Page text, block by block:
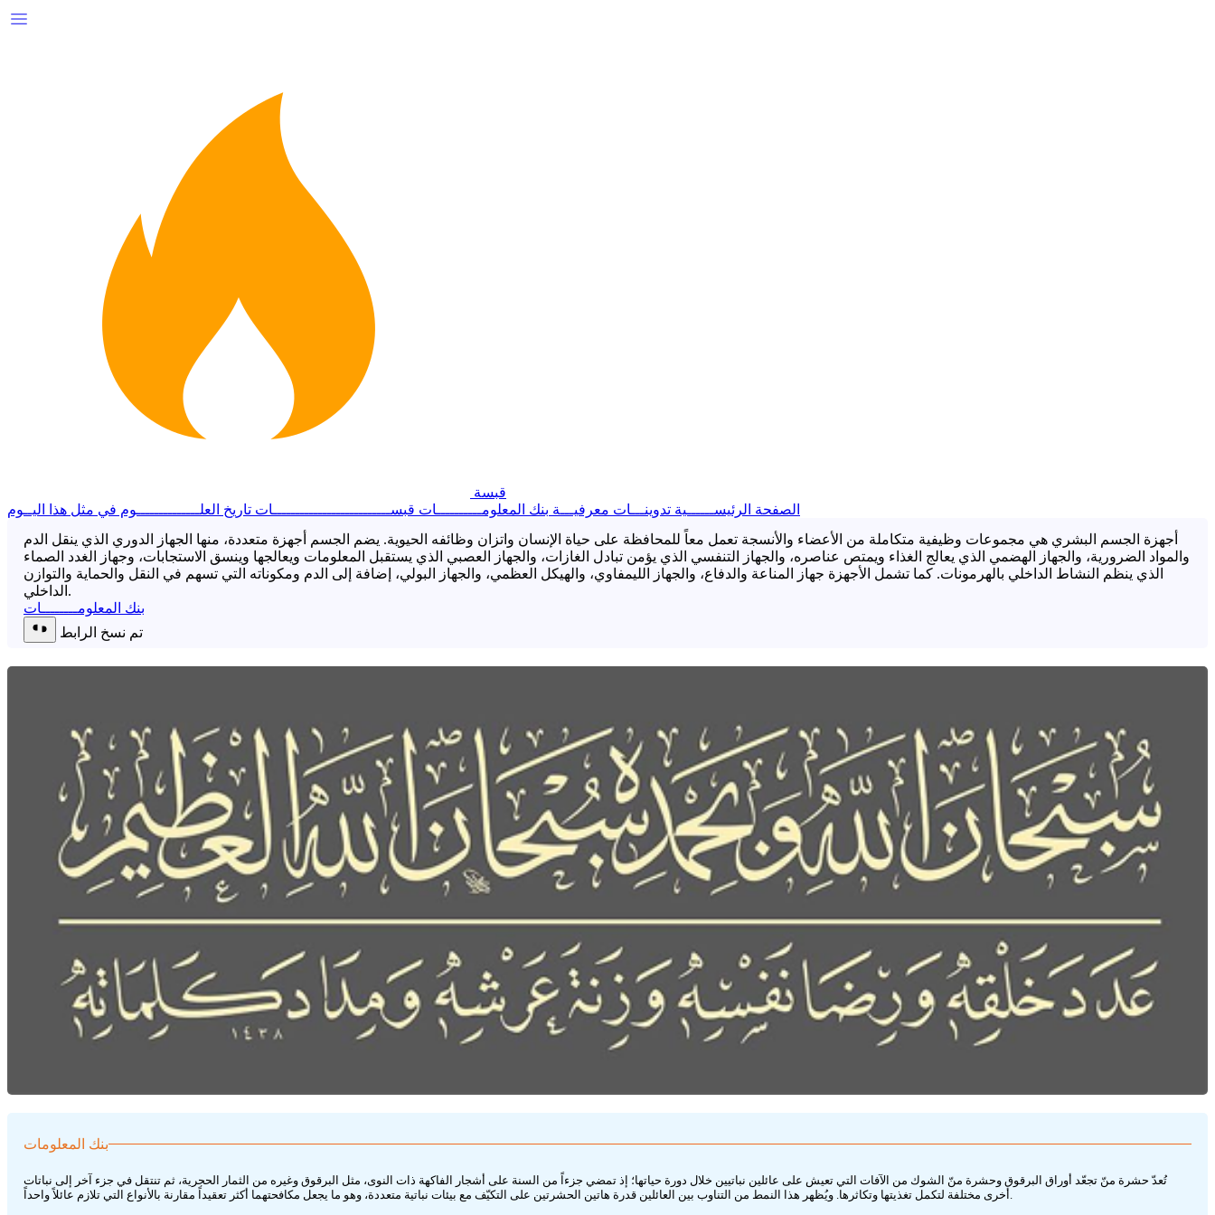
قبسة
الصفحة الرئيســــــية تدوينـــات معرفيـــة بنك المعلومــــــــــات قبســــــــــــــــــــــــــات تاريخ العلــــــــــــــوم في مثل هذا اليــوم
أجهزة الجسم البشري هي مجموعات وظيفية متكاملة من الأعضاء والأنسجة تعمل معاً للمحافظة على حياة الإنسان واتزان وظائفه الحيوية. يضم الجسم أجهزة متعددة، منها الجهاز الدوري الذي ينقل الدم
والمواد الضرورية، والجهاز الهضمي الذي يعالج الغذاء ويمتص عناصره، والجهاز التنفسي الذي يؤمن تبادل الغازات، والجهاز العصبي الذي يستقبل المعلومات ويعالجها وينسق الاستجابات، وجهاز الغدد الصماء
الذي ينظم النشاط الداخلي بالهرمونات. كما تشمل الأجهزة جهاز المناعة والدفاع، والجهاز الليمفاوي، والهيكل العظمي، والجهاز البولي، إضافة إلى الدم ومكوناته التي تسهم في النقل والحماية والتوازن
الداخلي.
بنك المعلومــــــــات
تم نسخ الرابط
بنك المعلومات
تُعدّ حشرة منّ تجعّد أوراق البرقوق وحشرة منّ الشوك من الآفات التي تعيش على عائلين نباتيين خلال دورة حياتها؛ إذ تمضي جزءاً من السنة على أشجار الفاكهة ذات النوى، مثل البرقوق وغيره من الثمار الحجرية، ثم تنتقل في جزء آخر إلى نباتات
أخرى مختلفة لتكمل تغذيتها وتكاثرها. ويُظهر هذا النمط من التناوب بين العائلين قدرة هاتين الحشرتين على التكيّف مع بيئات نباتية متعددة، وهو ما يجعل مكافحتهما أكثر تعقيداً مقارنة بالأنواع التي تلازم عائلاً واحداً.